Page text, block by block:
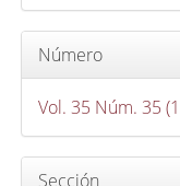
r
í
u
l
Número
Vol. 35 Núm. 35
Sección